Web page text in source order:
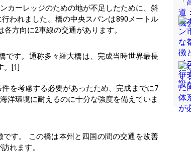
カーレッジのための地が不足したために、斜
われました。橋の中央スパンは890メートル
方向に2車線の交通があります。
です。通称多々羅大橋は、完成当時世界最長
。[1]
を考慮する必要があったため、完成までに7
洋環境に耐えるのに十分な強度を備えていま
す。 この橋は本州と四国の間の交通を改善
れます。